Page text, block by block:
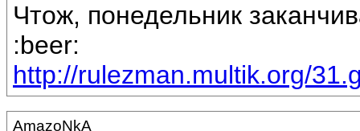
Чтож, понедельник
:beer:
http://rulezman.multik.org/
AmazoNkA